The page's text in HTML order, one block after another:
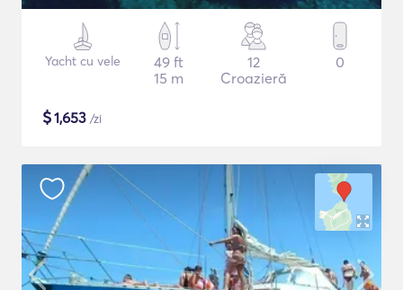
Yacht cu vele
49 ft
15 m
12
Croazieră
0
$1,653 /zi